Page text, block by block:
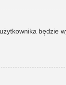
będzie